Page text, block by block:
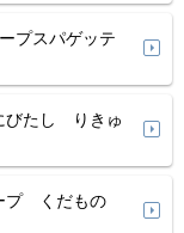
プスパゲッテ
たし りきゅ
プ くだもの